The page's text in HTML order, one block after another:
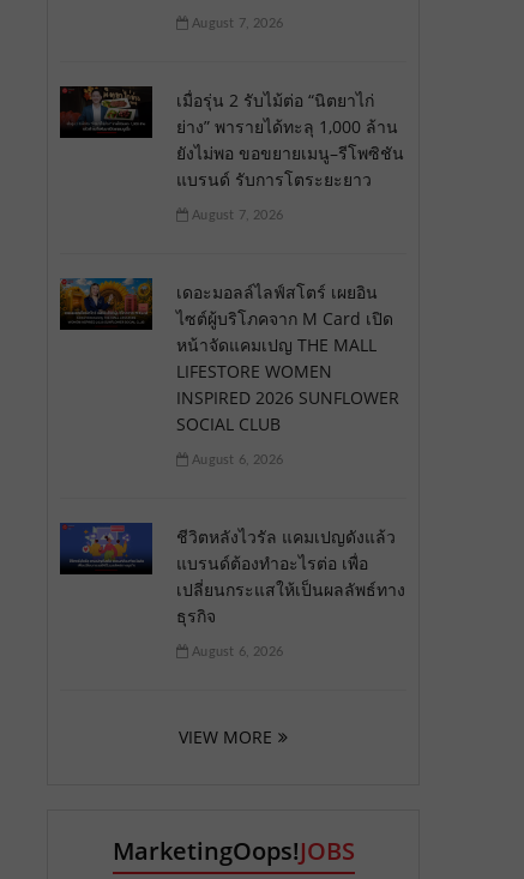
August 7, 2026
เมื่อรุ่น 2 รับไม้ต่อ “นิตยาไก่
ย่าง” พารายได้ทะลุ 1,000 ล้าน
ยังไม่พอ ขอขยายเมนู–รีโพซิชัน
แบรนด์ รับการโตระยะยาว
August 7, 2026
เดอะมอลล์ไลฟ์สโตร์ เผยอิน
ไซต์ผู้บริโภคจาก M Card เปิด
หน้าจัดแคมเปญ THE MALL
LIFESTORE WOMEN
INSPIRED 2026 SUNFLOWER
SOCIAL CLUB
August 6, 2026
ชีวิตหลังไวรัล แคมเปญดังแล้ว
แบรนด์ต้องทำอะไรต่อ เพื่อ
เปลี่ยนกระแสให้เป็นผลลัพธ์ทาง
ธุรกิจ
August 6, 2026
VIEW MORE
MarketingOops!JOBS